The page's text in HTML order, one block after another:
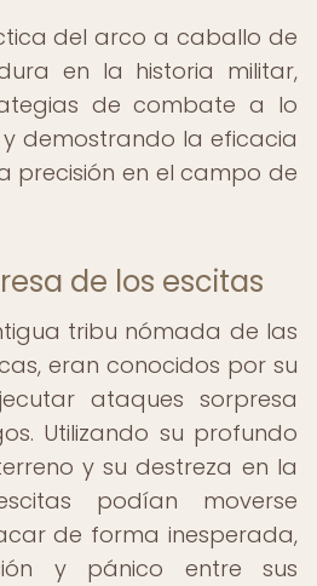
del arco a caballo de
en la historia militar,
de combate a lo
demostrando la eficacia
precisión en el campo de
de los escitas
tribu nómada de las
eran conocidos por su
ataques sorpresa
Utilizando su profundo
y su destreza en la
podían moverse
de forma inesperada,
y pánico entre sus